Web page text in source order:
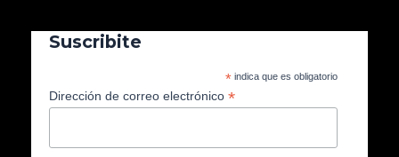
Suscribite
* indica que es obligatorio
Dirección de correo electrónico *